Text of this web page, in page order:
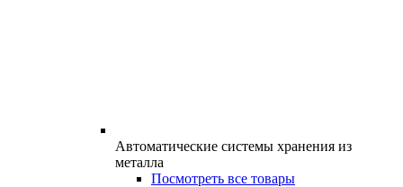
Автоматические системы хранения из
металла
Посмотреть все товары